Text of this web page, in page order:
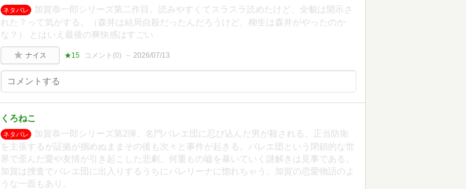
ネタバレ
加賀恭一郎シリーズ第二作目。読みやすくてスラスラ読めたけど、全貌は開示さ
れた？って気がする。（森井は結局自殺だったんだろうけど、柳生は森井がやったのか
な？） とはいえ最後の爽快感はすごい
ナイス ★15 コメント(0) 2026/07/13
くろねこ
ネタバレ
加賀恭一郎シリーズ第2弾。名門バレエ団に忍び込んだ男が殺される。正当防衛
を主張するが証拠が掴めぬままその後も次々と事件が起きる。バレエ団という閉鎖的な世
界で歪んだ愛や友情が引き起こした悲劇。何重もの嘘を暴いていく謎解きは見事である。
加賀は捜査でバレエ団に出入りするうちにバレリーナに惚れちゃう。加賀の恋愛物語のよ
うな一面もあり。